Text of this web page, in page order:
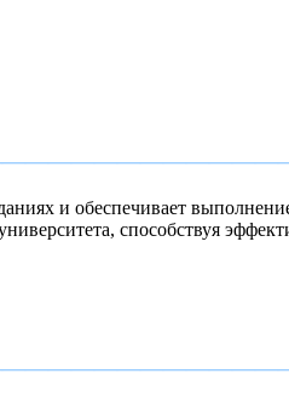
и обеспечивает
способствуя